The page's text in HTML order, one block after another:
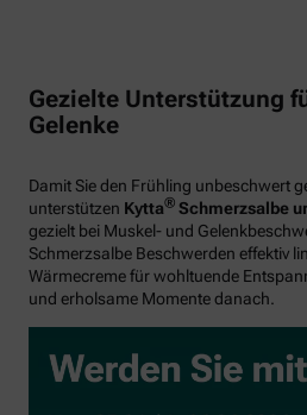
Gezielte Unterstützung
Gelenke
Damit Sie den Frühling unbeschwert
unterstützen Kytta® Schmerzsalbe
gezielt bei Muskel- und
Schmerzsalbe Beschwerden effektiv
Wärmecreme für wohltuende
und erholsame Momente danach.